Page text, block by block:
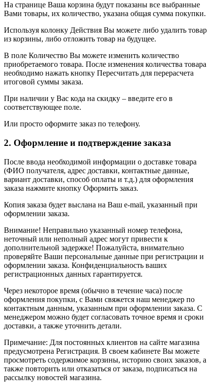
На странице Ваша корзина будут показаны все выбранные
Вами товары, их количество, указана общая сумма покупки.
Используя колонку Действия Вы можете либо удалить товар
из корзины, либо отложить товар на будущее.
В поле Количество Вы можете изменить количество
приобретаемого товара. После изменения количества товара
необходимо нажать кнопку Пересчитать для перерасчета
итоговой суммы заказа.
При наличии у Вас кода на скидку – введите его в
соответствующее поле.
Или просто оформите заказ по телефону.
2. Оформление и подтверждение заказа
После ввода необходимой информации о доставке товара
(ФИО получателя, адрес доставки, контактные данные,
вариант доставки, способ оплаты и т.д.) для оформления
заказа нажмите кнопку Оформить заказ.
Копия заказа будет выслана на Ваш e-mail, указанный при
оформлении заказа.
Внимание! Неправильно указанный номер телефона,
неточный или неполный адрес могут привести к
дополнительной задержке! Пожалуйста, внимательно
проверяйте Ваши персональные данные при регистрации и
оформлении заказа. Конфиденциальность ваших
регистрационных данных гарантируется.
Через некоторое время (обычно в течение часа) после
оформления покупки, с Вами свяжется наш менеджер по
контактным данным, указанным при оформлении заказа. С
менеджером можно будет согласовать точное время и сроки
доставки, а также уточнить детали.
Примечание: Для постоянных клиентов на сайте магазина
предусмотрена Регистрация. В своем кабинете Вы можете
просмотреть содержимое корзины, историю своих заказов, а
также повторить или отказаться от заказа, подписаться на
рассылку новостей магазина.